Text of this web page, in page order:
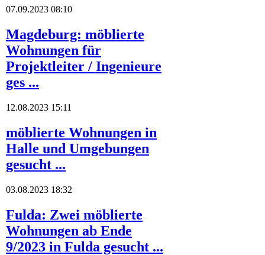
07.09.2023 08:10
Magdeburg: möblierte
Wohnungen für
Projektleiter / Ingenieure
ges ...
12.08.2023 15:11
möblierte Wohnungen in
Halle und Umgebungen
gesucht ...
03.08.2023 18:32
Fulda: Zwei möblierte
Wohnungen ab Ende
9/2023 in Fulda gesucht ...